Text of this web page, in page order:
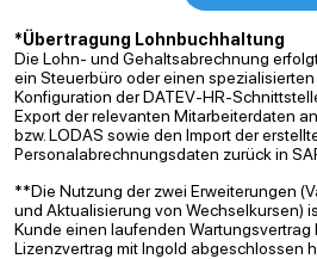
*Übertragung Lohnbuchhaltung
Die Lohn- und Gehaltsabrechnung
ein Steuerbüro oder einen
Konfiguration der DATEV-HR-
Export der relevanten Mitarbeiterdaten
bzw. LODAS sowie den Import der
Personalabrechnungsdaten zurück in
**Die Nutzung der zwei Erweiterungen
und Aktualisierung von Wechselkursen)
Kunde einen laufenden Wartungsvertrag
Lizenzvertrag mit Ingold abgeschlossen